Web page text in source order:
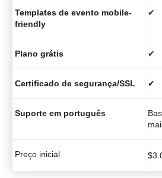
Templates de evento mobile-
friendly
✔
Plano grátis ✔
Certificado de segurança/SSL ✔
Suporte em português
Preço inicial $